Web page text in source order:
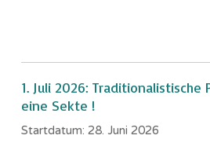
1. Juli 2026: Traditionalistische
eine Sekte !
Startdatum: 28. Juni 2026